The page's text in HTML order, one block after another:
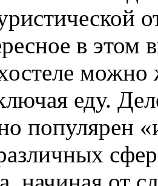
в этом
еду.
популярен